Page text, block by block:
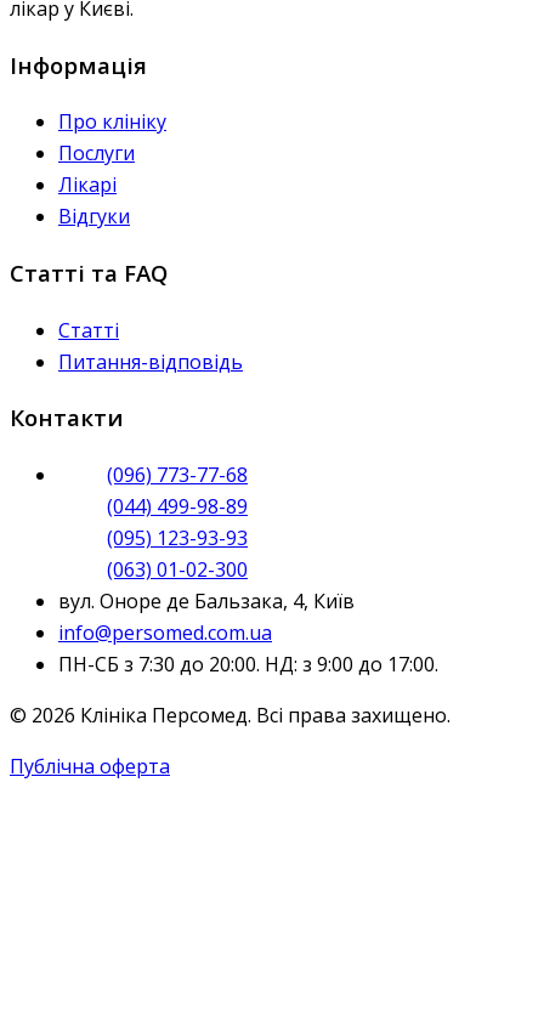
лікар у Києві.
Інформація
Про клініку
Послуги
Лікарі
Відгуки
Статті та FAQ
Статті
Питання-відповідь
Контакти
(096) 773-77-68
(044) 499-98-89
(095) 123-93-93
(063) 01-02-300
вул. Оноре де Бальзака, 4, Київ
info@persomed.com.ua
ПН-СБ з 7:30 до 20:00. НД: з 9:00 до 17:00.
© 2026 Клініка Персомед. Всі права захищено.
Публічна оферта